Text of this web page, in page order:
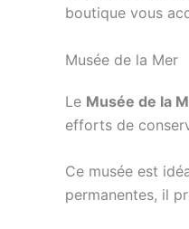
boutique vous
Musée de la Mer
Le Musée de la
efforts de
Ce musée est
permanentes, il